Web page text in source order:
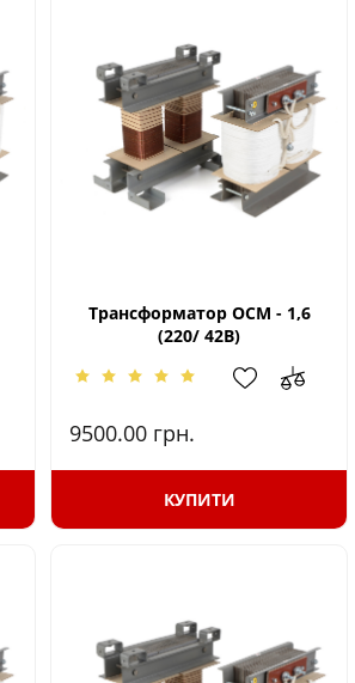
Трансформатор ОСМ - 1,6
(220/ 42В)
9500.00 грн.
КУПИТИ